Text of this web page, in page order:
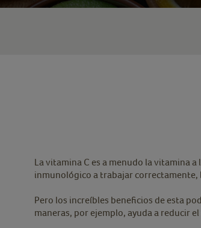
La vitamina C es a menudo la vitamina
inmunológico a trabajar correctamente,
Pero los increíbles beneficios de esta
maneras, por ejemplo, ayuda a reducir